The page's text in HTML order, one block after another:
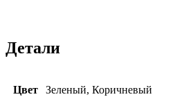
Детали
Цвет Зеленый, Коричневый